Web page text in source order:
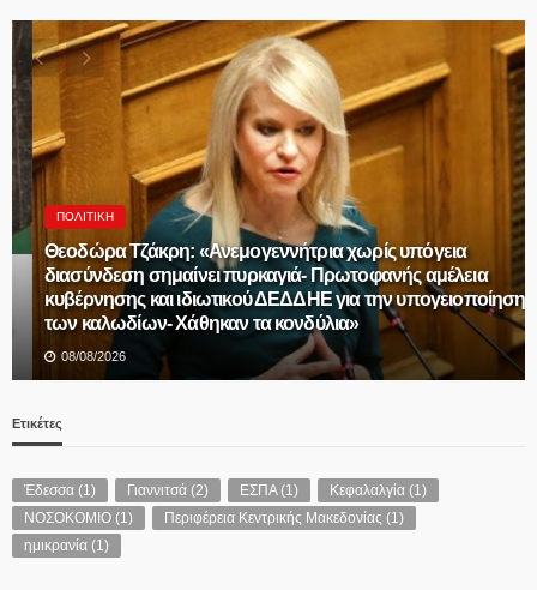
ΠΟΛΙΤΙΚΉ
Θεοδώρα Τζάκρη: «Ανεμογεννήτρια χωρίς υπόγεια
διασύνδεση σημαίνει πυρκαγιά- Πρωτοφανής αμέλεια
κυβέρνησης και ιδιωτικού ΔΕΔΔΗΕ για την υπογειοποίηση
των καλωδίων- Χάθηκαν τα κονδύλια»
08/08/2026
Ετικέτες
Έδεσσα (1) Γιαννιτσά (2) ΕΣΠΑ(1) Κεφαλαλγία (1)
ΝΟΣΟΚΟΜΙΟ (1) Περιφέρεια Κεντρικής Μακεδονίας (1)
ημικρανία (1)